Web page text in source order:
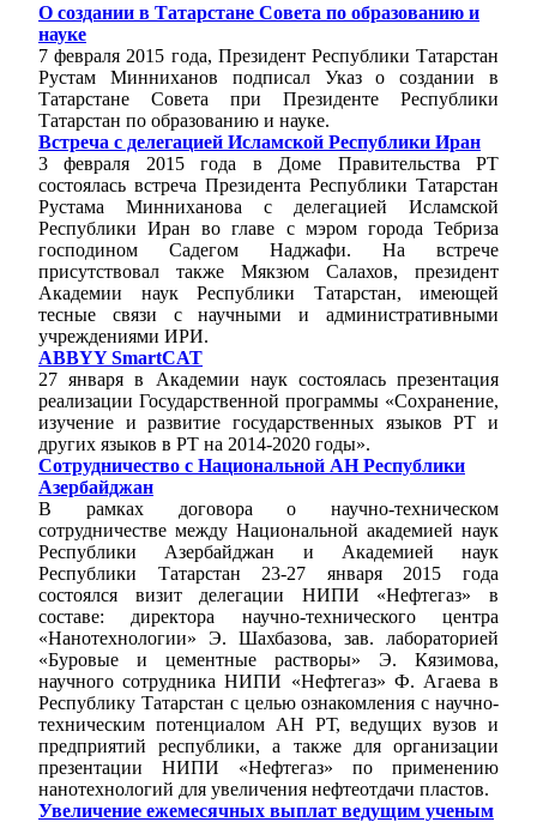
О создании в Татарстане Совета по образованию и
науке
7 февраля 2015 года, Президент Республики Татарстан
Рустам Минниханов подписал Указ о создании в
Татарстане Совета при Президенте Республики
Татарстан по образованию и науке.
Встреча с делегацией Исламской Республики Иран
3 февраля 2015 года в Доме Правительства РТ
состоялась встреча Президента Республики Татарстан
Рустама Минниханова с делегацией Исламской
Республики Иран во главе с мэром города Тебриза
господином Садегом Наджафи. На встрече
присутствовал также Мякзюм Салахов, президент
Академии наук Республики Татарстан, имеющей
тесные связи с научными и административными
учреждениями ИРИ.
ABBYY SmartCAT
27 января в Академии наук состоялась презентация
реализации Государственной программы «Сохранение,
изучение и развитие государственных языков РТ и
других языков в РТ на 2014-2020 годы».
Сотрудничество с Национальной АН Республики
Азербайджан
В рамках договора о научно-техническом
сотрудничестве между Национальной академией наук
Республики Азербайджан и Академией наук
Республики Татарстан 23-27 января 2015 года
состоялся визит делегации НИПИ «Нефтегаз» в
составе: директора научно-технического центра
«Нанотехнологии» Э. Шахбазова, зав. лабораторией
«Буровые и цементные растворы» Э. Кязимова,
научного сотрудника НИПИ «Нефтегаз» Ф. Агаева в
Республику Татарстан с целью ознакомления с научно-
техническим потенциалом АН РТ, ведущих вузов и
предприятий республики, а также для организации
презентации НИПИ «Нефтегаз» по применению
нанотехнологий для увеличения нефтеотдачи пластов.
Увеличение ежемесячных выплат ведущим ученым